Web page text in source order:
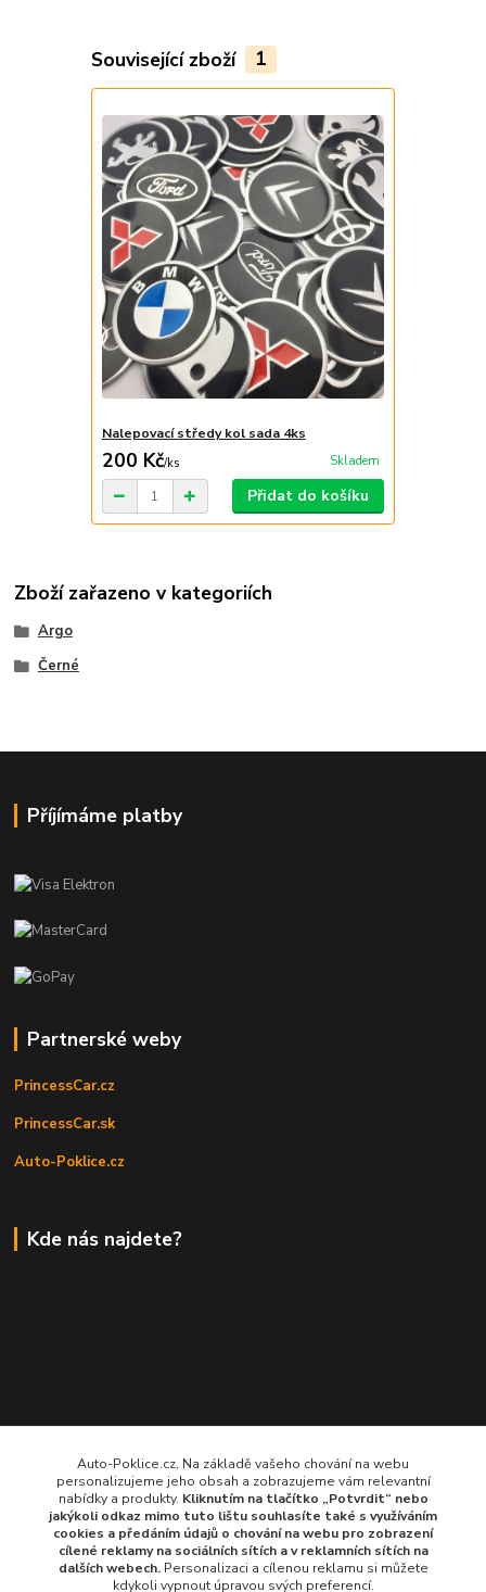
Související zboží 1
Nalepovací středy kol sada 4ks
200 Kč/ks Skladem
Přidat do košíku
Zboží zařazeno v kategoriích
Argo
Černé
Příjímáme platby
Partnerské weby
PrincessCar.cz
PrincessCar.sk
Auto-Poklice.cz
Kde nás najdete?
Auto-Poklice.cz, Na základě vašeho chování na webu
personalizujeme jeho obsah a zobrazujeme vám relevantní
nabídky a produkty. Kliknutím na tlačítko „Potvrdit“ nebo
jakýkoli odkaz mimo tuto lištu souhlasíte také s využíváním
cookies a předáním údajů o chování na webu pro zobrazení
cílené reklamy na sociálních sítích a v reklamních sítíchna
dalších webech.Personalizaci a cílenou reklamu si můžete
kdykoli vypnout úpravou svých preferencí.